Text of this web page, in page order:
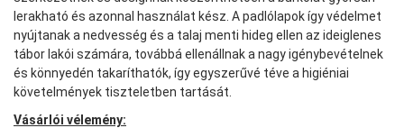
lerakható és azonnal használat kész. A padlólapok így védelmet
nyújtanak a nedvesség és a talaj menti hideg ellen az ideiglenes
tábor lakói számára, továbbá ellenállnak a nagy igénybevételnek
és könnyedén takaríthatók, így egyszerűvé téve a higiéniai
követelmények tiszteletben tartását.
Vásárlói vélemény: